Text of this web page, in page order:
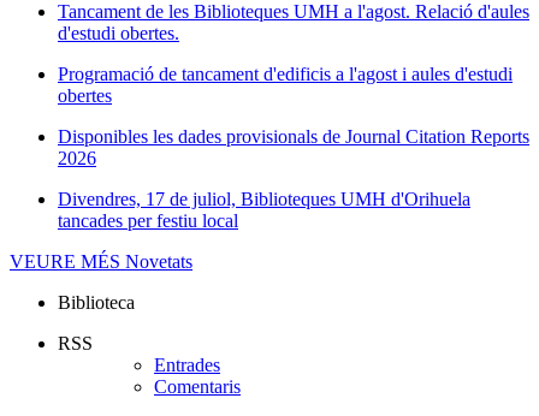
Tancament de les Biblioteques UMH a l'agost. Relació d'aules
d'estudi obertes.
Programació de tancament d'edificis a l'agost i aules d'estudi
obertes
Disponibles les dades provisionals de Journal Citation Reports
2026
Divendres, 17 de juliol, Biblioteques UMH d'Orihuela
tancades per festiu local
VEURE MÉS Novetats
Biblioteca
RSS
Entrades
Comentaris